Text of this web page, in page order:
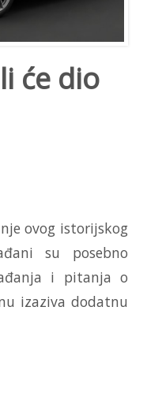
će dio
ovog istorijskog
su posebno
i pitanja o
izaziva dodatnu